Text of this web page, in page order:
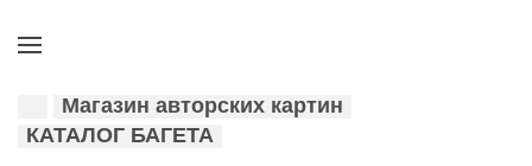
Магазин авторских картин
КАТАЛОГ БАГЕТА